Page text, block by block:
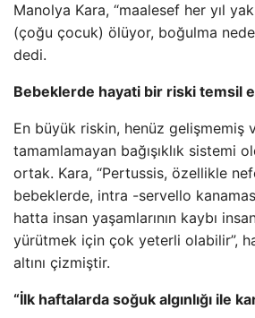
Manolya Kara, “maalesef her yıl
(çoğu çocuk) ölüyor, boğulma
dedi.
Bebeklerde hayati bir riski temsil
En büyük riskin, henüz gelişmemiş
tamamlamayan bağışıklık sistemi
ortak. Kara, “Pertussis, özellikle
bebeklerde, intra -servello
hatta insan yaşamlarının kaybı
yürütmek için çok yeterli olabilir”,
altını çizmiştir.
“İlk haftalarda soğuk algınlığı ile